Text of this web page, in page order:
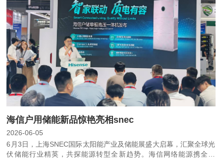
海信户用储能新品惊艳亮相snec
2026-06-05
6月3日，上海SNEC国际太阳能产业及储能展盛大启幕，汇聚全球光
伏储能行业精英，共探能源转型全新趋势。海信网络能源携全新